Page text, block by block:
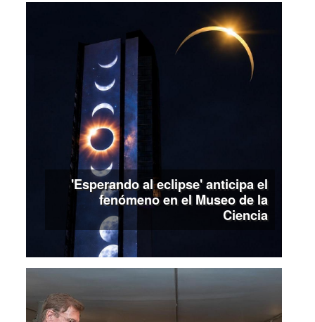
'Esperando al eclipse' anticipa el
fenómeno en el Museo de la
Ciencia